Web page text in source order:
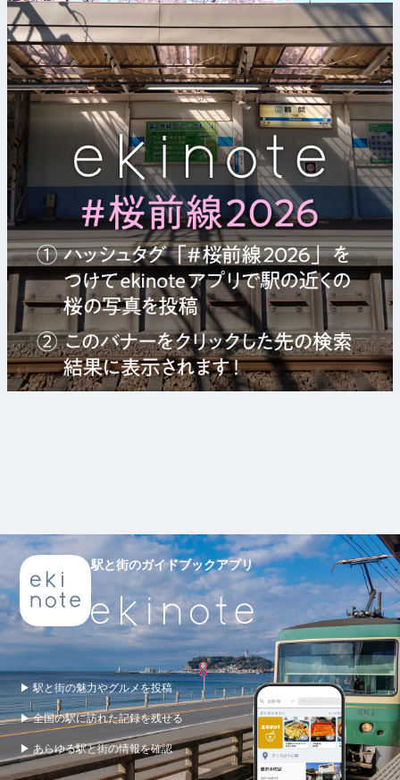
駅と街のガイドブックアプリ
▶ 駅と街の魅力やグルメを投稿
▶ 全国の駅に訪れた記録を残せる
▶ あらゆる駅と街の情報を確認